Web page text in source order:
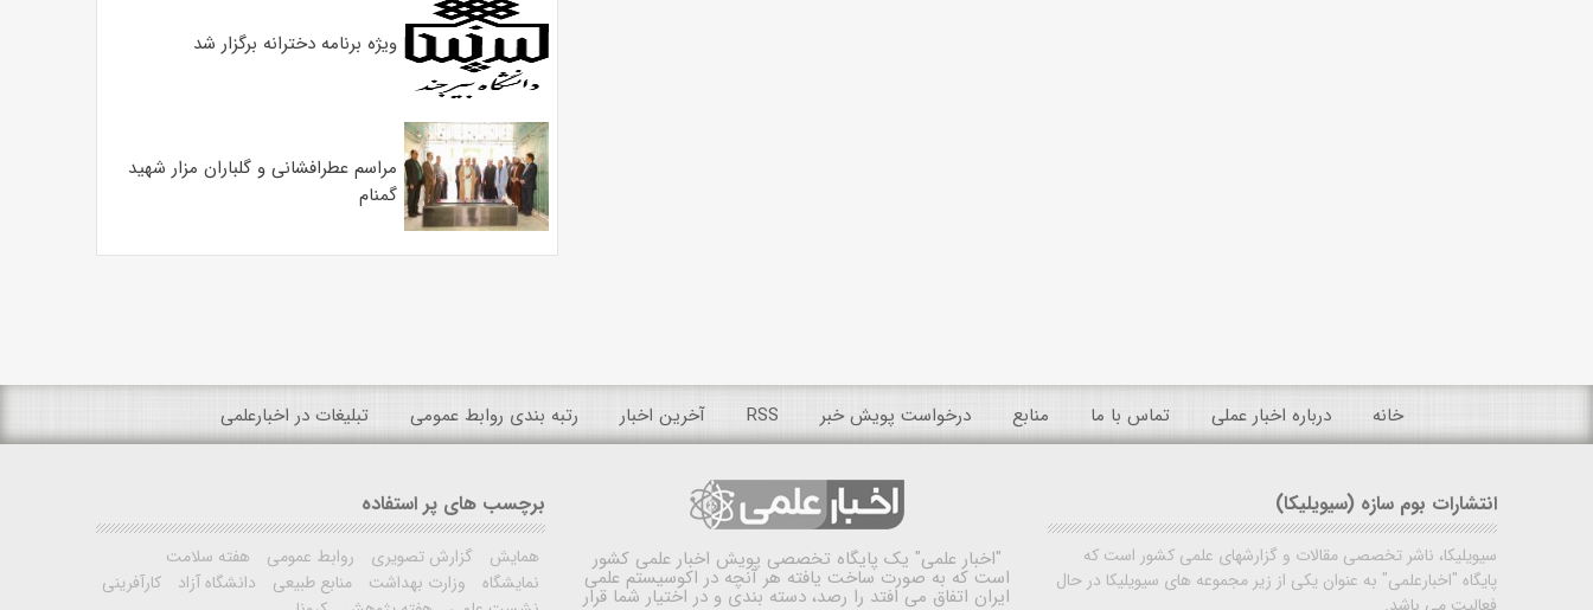
ویژه برنامه دخترانه برگزار شد
مراسم عطرافشانی و گلباران مزار شهید
گمنام
خانه درباره اخبار عملی تماس با ما منابع درخواست پویش خبر RSS آخرین اخبار رتبه بندی روابط عمومی تبلیغات در اخبارعلمی
انتشارات بوم سازه (سیویلیکا)
سیویلیکا، ناشر تخصصی مقالات و گزارشهای علمی کشور است که
پایگاه "اخبارعلمی" به عنوان یکی از زیر مجموعه های سیویلیکا در حال
"اخبار علمی" یک پایگاه تخصصی پویش اخبار علمی کشور
است که به صورت ساخت یافته هر آنچه در اکوسیستم علمی
ایران اتفاق می افتد را رصد، دسته بندی و در اختیار شما قرار
برچسب های پر استفاده
همایش گزارش تصویری روابط عمومی
هفته سلامت
نمایشگاه
وزارت بهداشت منابع طبیعی دانشگاه آزاد
کارآفرینی